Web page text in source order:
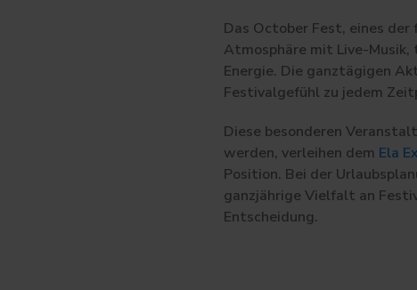
Das October Fest, eines
Atmosphäre mit Live-
Energie. Die ganztägigen
Festivalgefühl zu jedem
Diese besonderen
werden, verleihen dem Ela
Position. Bei der
ganzjährige Vielfalt an
Entscheidung.